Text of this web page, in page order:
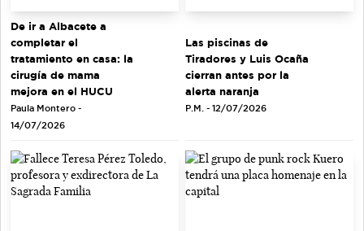
De ir a Albacete a
completar el
tratamiento en casa: la
cirugía de mama
mejora en el HUCU
Paula Montero -
14/07/2026
Las piscinas de
Tiradores y Luis Ocaña
cierran antes por la
alerta naranja
P.M. - 12/07/2026